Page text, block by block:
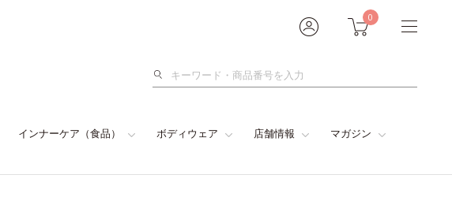
0
検
インナーケア（食品） ボディウェア 店舗情報 マガジン